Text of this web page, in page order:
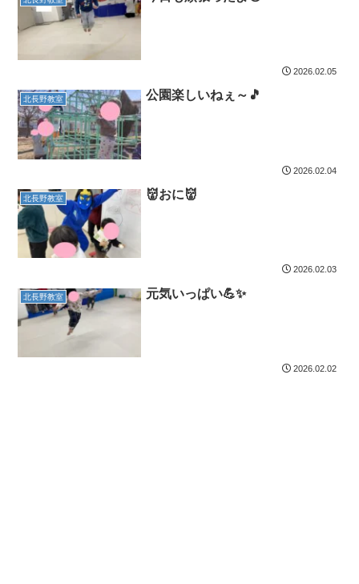
2026.02.05
北長野教室 公園楽しいねぇ～🎵
2026.02.04
北長野教室 👹おに👹
2026.02.03
北長野教室 元気いっぱい💪✨
2026.02.02